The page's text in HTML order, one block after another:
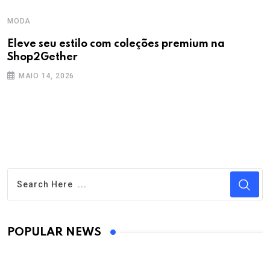
MODA
Eleve seu estilo com coleções premium na
Shop2Gether
MAIO 14, 2026
POPULAR NEWS